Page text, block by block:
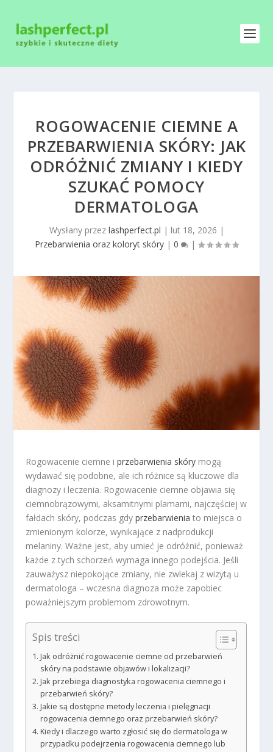
ROGOWACENIE CIEMNE A
PRZEBARWIENIA SKÓRY: JAK
ODRÓŻNIĆ ZMIANY I KIEDY
SZUKAĆ POMOCY
DERMATOLOGA
Wysłany przez lashperfect.pl | lut 18, 2026 |
Przebarwienia oraz koloryt skóry | 0 |
Rogowacenie ciemne iprzebarwienia skóry mogą
wydawać się podobne, ale ich różnice są kluczowe dla
diagnozy i leczenia. Rogowacenie ciemne objawia się
ciemnobrązowymi, aksamitnymi plamami, najczęściej w
fałdach skóry, podczas gdyprzebarwienia to miejsca o
zmienionym kolorze, wynikające z nadprodukcji
melaniny. Ważne jest, aby umieć je odróżnić, ponieważ
każde z tych schorzeń wymaga innego podejścia. Jeśli
zauważysz niepokojące zmiany, nie zwlekaj z wizytą u
dermatologa – wczesna diagnoza może zapobiec
poważniejszym problemom zdrowotnym.
Spis treści
Jak odróżnić rogowacenie ciemne od przebarwień
skóry na podstawie objawów i lokalizacji?
Jak przebiega diagnostyka rogowacenia ciemnego i
przebarwień skóry?
Jakie są dostępne metody leczenia i pielęgnacji
rogowacenia ciemnego oraz przebarwień skóry?
Kiedy i dlaczego warto zgłosić się do dermatologa w
przypadku podejrzenia rogowacenia ciemnego lub